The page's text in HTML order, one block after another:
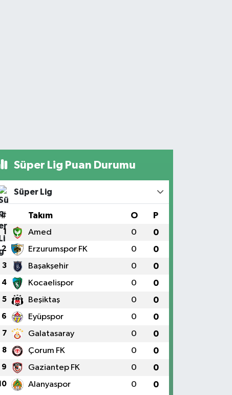
Süper Lig Puan Durumu
Süper Lig
# Takım O P
1 Amed 0 0
2 Erzurumspor FK 0 0
3 Başakşehir 0 0
4 Kocaelispor 0 0
5 Beşiktaş 0 0
6 Eyüpspor 0 0
7 Galatasaray 0 0
8 Çorum FK 0 0
9 Gaziantep FK 0 0
Alanyaspor 0 0